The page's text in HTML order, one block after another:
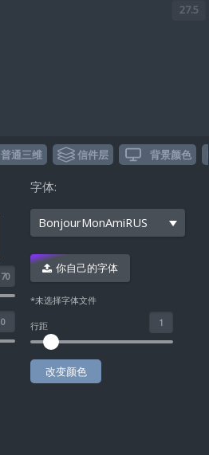
普通三维 信件层 背景颜色
字体:
BonjourMonAmiRUS
^ 你自己的字体
*未选择字体文件
行距
改变颜色